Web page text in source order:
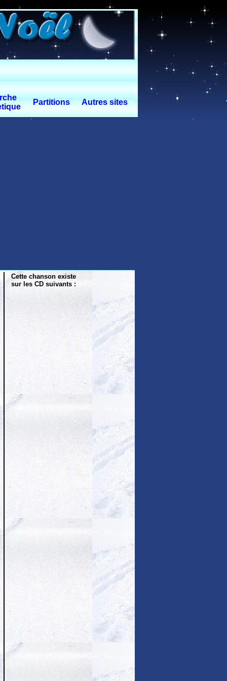
Partitions Autres sites
Cette chanson existe
sur les CD suivants :